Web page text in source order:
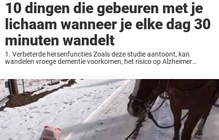
10 dingen die gebeuren met je
lichaam wanneer je elke dag 30
minuten wandelt
1. Verbeterde hersenfuncties Zoals deze studie aantoont, kan
wandelen vroege dementie voorkomen, het risico op Alzheimer
deelgenomen toont dat vrouwen die ...